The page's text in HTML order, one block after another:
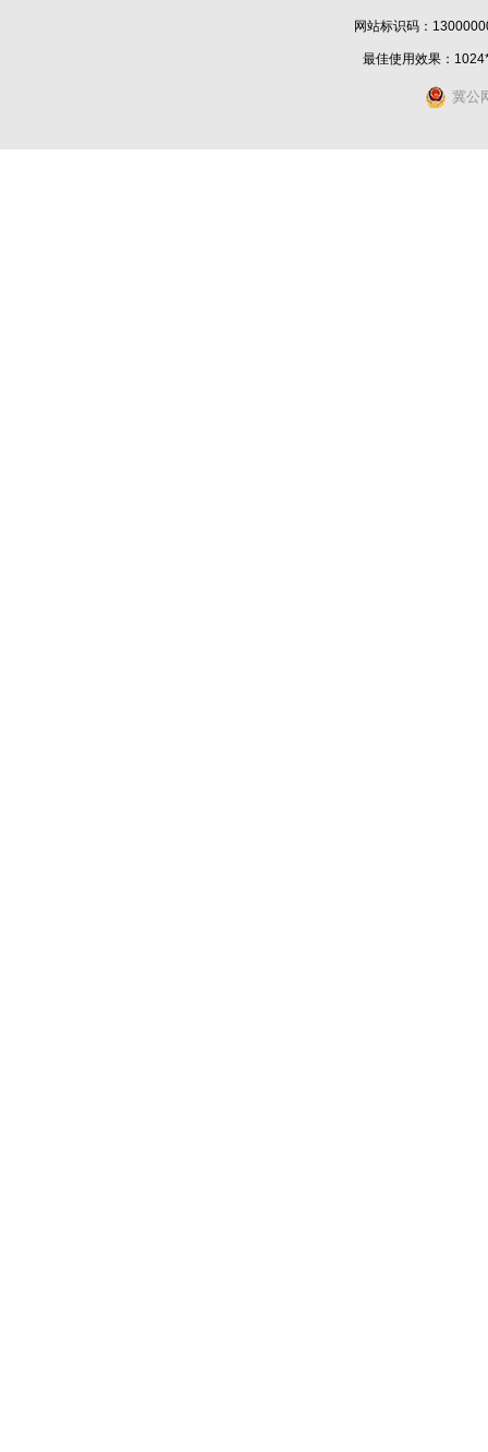
网站标识码：
最佳使用效果：
冀公